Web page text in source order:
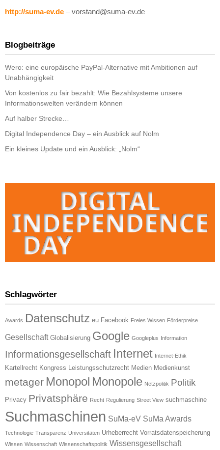
http://suma-ev.de – vorstand@suma-ev.de
Blogbeiträge
Wero: eine europäische PayPal-Alternative mit Ambitionen auf
Unabhängigkeit
Von kostenlos zu fair bezahlt: Wie Bezahlsysteme unsere
Informationswelten verändern können
Auf halber Strecke…
Digital Independence Day – ein Ausblick auf Nolm
Ein kleines Update und ein Ausblick: „Nolm“
Schlagwörter
Awards Datenschutz eu Facebook Freies Wissen Förderpreise
Gesellschaft Globalisierung Google Googleplus Information
Informationsgesellschaft Internet Internet-Ethik
Kartellrecht Kongress Leistungsschutzrecht Medien Medienkunst
metager Monopol Monopole Netzpolitik Politik
Privacy Privatsphäre Recht Regulierung Street View suchmaschine
Suchmaschinen SuMa-eV SuMa Awards
Technologie Transparenz Universitäten Urheberrecht Vorratsdatenspeicherung
Wissen Wissenschaft Wissenschaftspolitik Wissensgesellschaft